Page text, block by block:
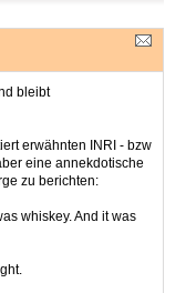
bleibt
erwähnten INRI - bzw
eine annekdotische
zu berichten:
whiskey. And it was